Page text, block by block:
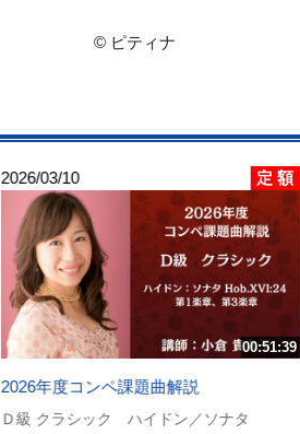
© ピティナ
2026/03/10 定 額
00:51:39
2026年度コンペ課題曲解説
Ｄ級 クラシック ハイドン／ソナタ